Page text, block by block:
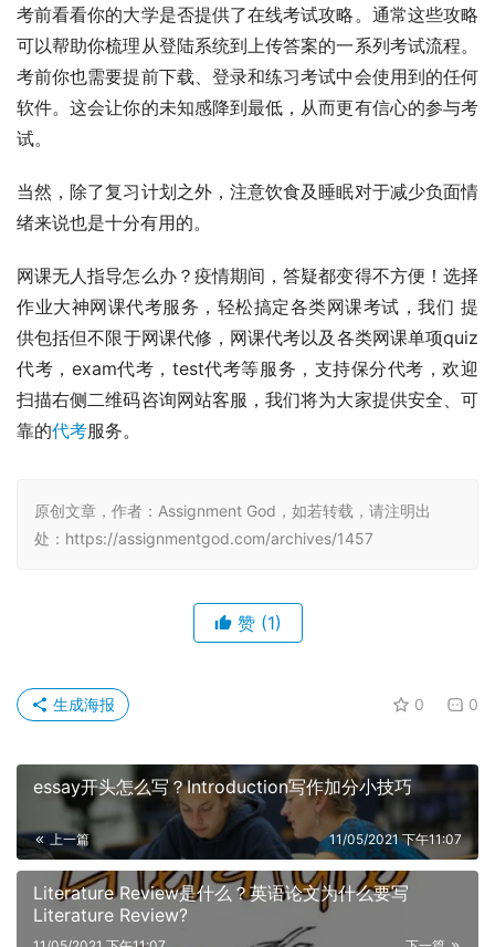
考前看看你的大学是否提供了在线考试攻略。通常这些攻略
可以帮助你梳理从登陆系统到上传答案的一系列考试流程。
考前你也需要提前下载、登录和练习考试中会使用到的任何
软件。这会让你的未知感降到最低，从而更有信心的参与考
试。
当然，除了复习计划之外，注意饮食及睡眠对于减少负面情
绪来说也是十分有用的。
网课无人指导怎么办？疫情期间，答疑都变得不方便！选择
作业大神网课代考服务，轻松搞定各类网课考试，我们 提
供包括但不限于网课代修，网课代考以及各类网课单项quiz
代考，exam代考，test代考等服务，支持保分代考，欢迎
扫描右侧二维码咨询网站客服，我们将为大家提供安全、可
靠的代考服务。
原创文章，作者：Assignment God，如若转载，请注明出
处：https://assignmentgod.com/archives/1457
赞 (1)
0 0
生成海报
essay开头怎么写？Introduction写作加分小技巧
上一篇 11/05/2021 下午11:07
Literature Review是什么？英语论文为什么要写
Literature Review?